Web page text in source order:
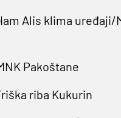
Alis klima uređaji/
Pakoštane
riba Kukurin